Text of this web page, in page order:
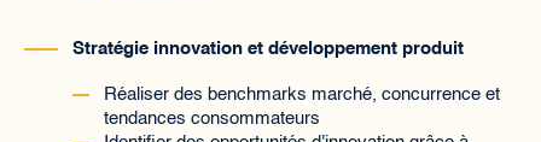
Stratégie innovation et développement produit
Réaliser des benchmarks marché, concurrence et
tendances consommateurs